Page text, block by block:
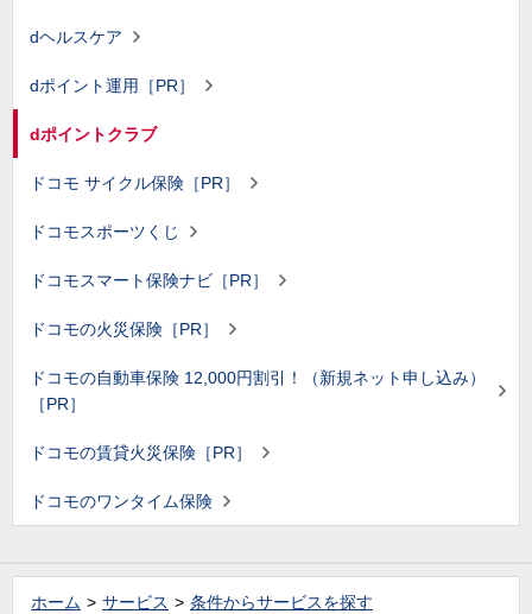
dヘルスケア
dポイント運用［PR］
dポイントクラブ
ドコモ サイクル保険［PR］
ドコモスポーツくじ
ドコモスマート保険ナビ［PR］
ドコモの火災保険［PR］
ドコモの自動車保険 12,000円割引！（新規ネット申し込み）
［PR］
ドコモの賃貸火災保険［PR］
ドコモのワンタイム保険
ホーム サービス
条件からサービスを探す